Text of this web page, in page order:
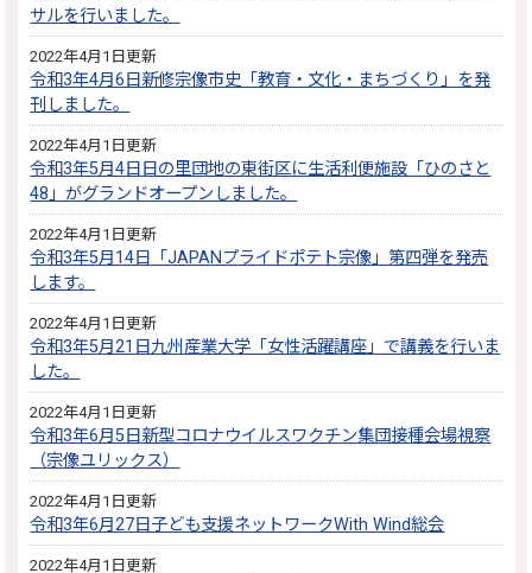
サルを行いました。
2022年4月1日更新
令和3年4月6日新修宗像市史「教育・文化・まちづくり」を発
刊しました。
2022年4月1日更新
令和3年5月4日日の里団地の東街区に生活利便施設「ひのさと
48」がグランドオープンしました。
2022年4月1日更新
令和3年5月14日「JAPANプライドポテト宗像」第四弾を発売
します。
2022年4月1日更新
令和3年5月21日九州産業大学「女性活躍講座」で講義を行いま
した。
2022年4月1日更新
令和3年6月5日新型コロナウイルスワクチン集団接種会場視察
（宗像ユリックス）
2022年4月1日更新
令和3年6月27日子ども支援ネットワークWith Wind総会
2022年4月1日更新